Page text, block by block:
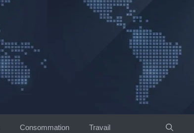
Consommation Travail